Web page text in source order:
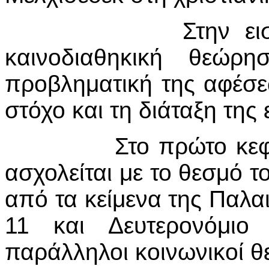
Στην εισαγωγή
καινοδιαθηκική
προβληματική της
στόχο και τη διάταξη της
Στο πρώτο
ασχολείται με το θε­σμό
από τα κείμενα της
11 και
παράλληλοι κοινωνικοί